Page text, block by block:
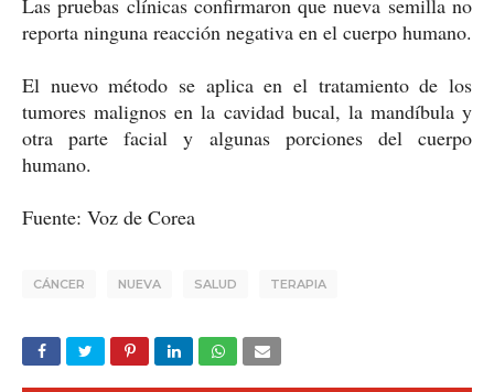
Las pruebas clínicas confirmaron que nueva semilla no
reporta ninguna reacción negativa en el cuerpo humano.
El nuevo método se aplica en el tratamiento de los
tumores malignos en la cavidad bucal, la mandíbula y
otra parte facial y algunas porciones del cuerpo
humano.
Fuente: Voz de Corea
CÁNCER NUEVA SALUD TERAPIA